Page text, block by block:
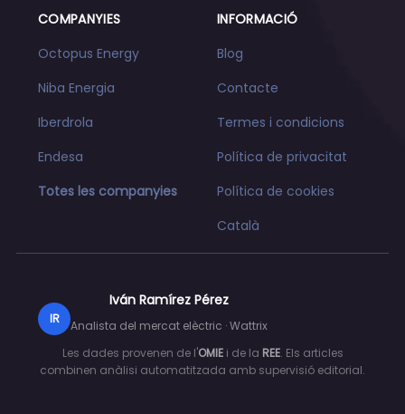
COMPANYIES
Octopus Energy
Niba Energia
Iberdrola
Endesa
Totes les companyies
INFORMACIÓ
Blog
Contacte
Termes i condicions
Política de privacitat
Política de cookies
Català
IR
Iván Ramírez Pérez
Analista del mercat elèctric · Wattrix
Les dades provenen de l'OMIEi de la REE. Els articles
combinen anàlisi automatitzada amb supervisió editorial.